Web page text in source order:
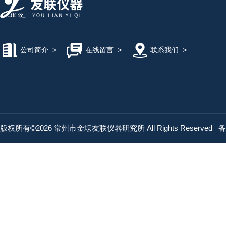
公司简介 > 在线留言> 联系我们 >
版权所有©2026 常州市金坛友联仪器研究所 All Rights Reserved